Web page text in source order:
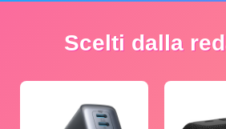
Scelti dalla